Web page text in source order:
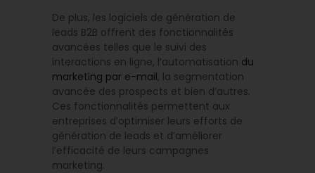
De plus, les logiciels de génération de
leads B2B offrent des fonctionnalités
avancées telles que le suivi des
interactions en ligne, l’automatisation du
marketing par e-mail, la segmentation
avancée des prospects et bien d’autres.
Ces fonctionnalités permettent aux
entreprises d’optimiser leurs efforts de
génération de leads et d’améliorer
l’efficacité de leurs campagnes
marketing.